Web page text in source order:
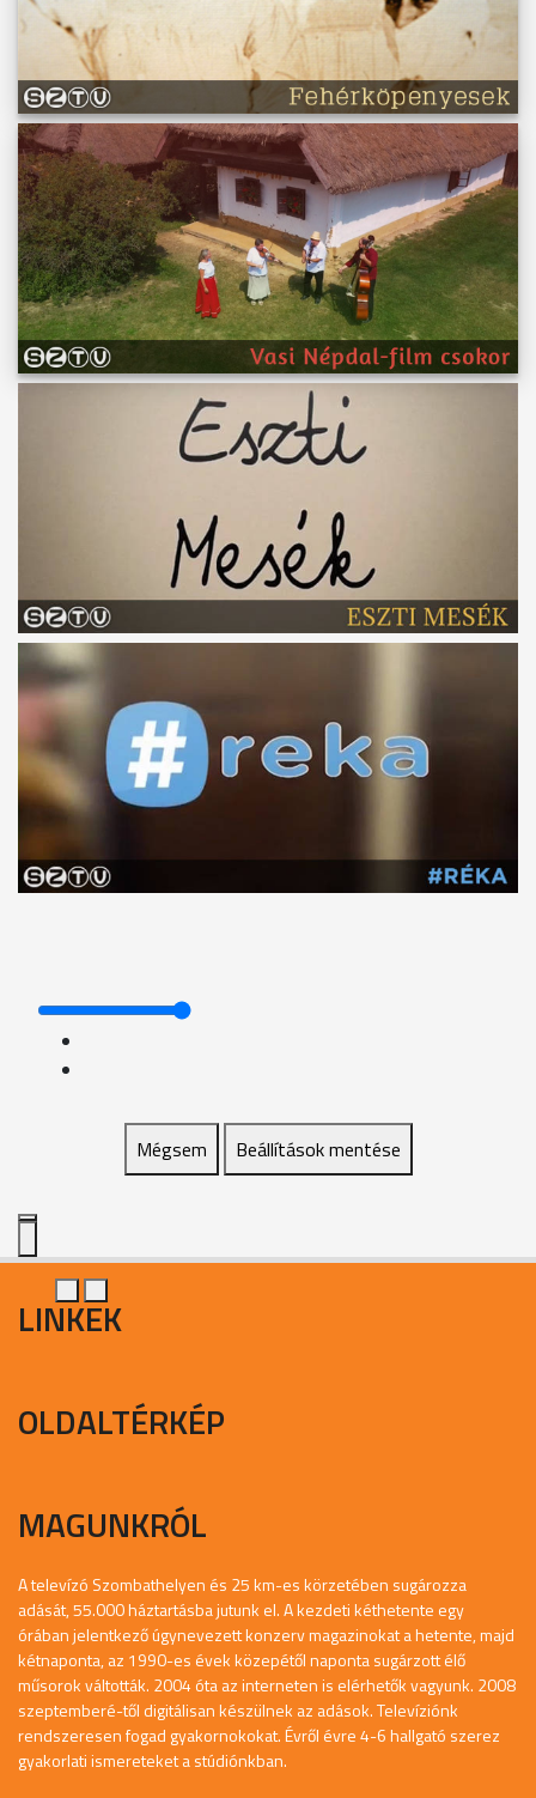
Mégsem Beállítások mentése
LINKEK
OLDALTÉRKÉP
MAGUNKRÓL
A televízó Szombathelyen és 25 km-es körzetében sugározza
adását, 55.000 háztartásba jutunk el. A kezdeti kéthetente egy
órában jelentkező úgynevezett konzerv magazinokat a hetente, majd
kétnaponta, az 1990-es évek közepétől naponta sugárzott élő
műsorok váltották. 2004 óta az interneten is elérhetők vagyunk. 2008
szeptemberé-től digitálisan készülnek az adások. Televíziónk
rendszeresen fogad gyakornokokat. Évről évre 4-6 hallgató szerez
gyakorlati ismereteket a stúdiónkban.